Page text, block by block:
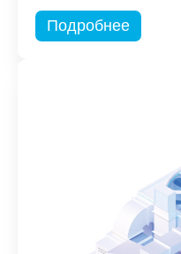
Подробнее